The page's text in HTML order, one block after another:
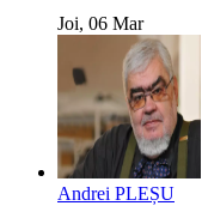
Joi, 06 Mar
Andrei PLEȘU